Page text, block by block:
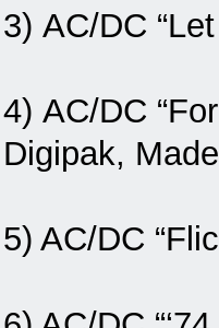
3) AC/DC
4) AC/DC
Digipak,
5) AC/DC